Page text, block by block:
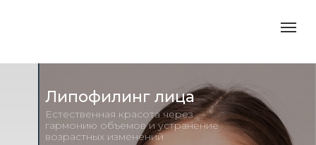
Липофилинг лица
Естественная красота через
гармонию объемов и устранение
возрастных изменений